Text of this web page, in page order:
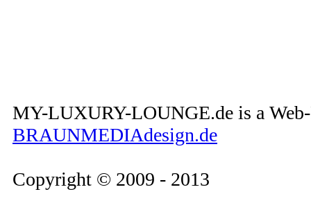
MY-LUXURY-LOUNGE.de is a
BRAUNMEDIAdesign.de
Copyright © 2009 - 2013